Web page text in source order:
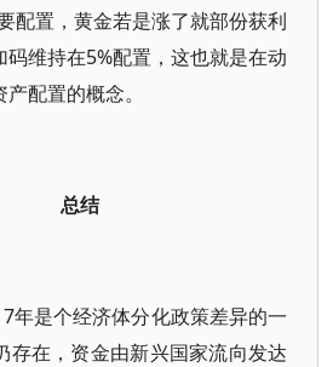
配置，黄金若是涨了就部份获利
维持在5%配置，这也就是在动
配置的概念。
总结
年是个经济体分化政策差异的一
存在，资金由新兴国家流向发达